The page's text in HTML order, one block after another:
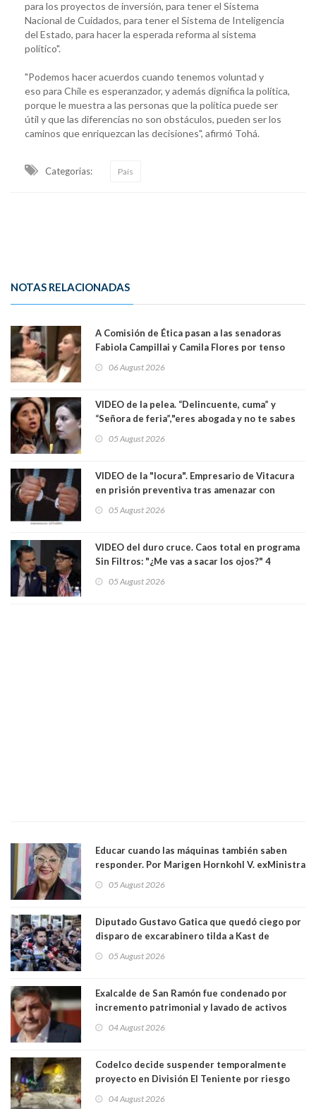
para los proyectos de inversión, para tener el Sistema
Nacional de Cuidados, para tener el Sistema de Inteligencia
del Estado, para hacer la esperada reforma al sistema
político".
"Podemos hacer acuerdos cuando tenemos voluntad y
eso para Chile es esperanzador, y además dignifica la política,
porque le muestra a las personas que la política puede ser
útil y que las diferencias no son obstáculos, pueden ser los
caminos que enriquezcan las decisiones", afirmó Tohá.
Categorias: País
NOTAS RELACIONADAS
A Comisión de Ética pasan a las senadoras
Fabiola Campillai y Camila Flores por tenso
06 August 2026
VIDEO de la pelea. “Delincuente, cuma” y
“Señora de feria”,"eres abogada y no te sabes
senadoras Camila Flores y Fabiola Campillai en
05 August 2026
VIDEO de la "locura". Empresario de Vitacura
en prisión preventiva tras amenazar con
Los persiguió en potente camioneta
05 August 2026
VIDEO del duro cruce. Caos total en programa
Sin Filtros: "¿Me vas a sacar los ojos?" 4
excarabinero que dejó ciego a Gustavo Gatica:
05 August 2026
Educar cuando las máquinas también saben
responder. Por Marigen Hornkohl V. exMinistra
05 August 2026
Diputado Gustavo Gatica que quedó ciego por
disparo de excarabinero tilda a Kast de
absolución del exuniformado. Presidente DC
05 August 2026
Exalcalde de San Ramón fue condenado por
incremento patrimonial y lavado de activos
04 August 2026
Codelco decide suspender temporalmente
proyecto en División El Teniente por riesgo
04 August 2026